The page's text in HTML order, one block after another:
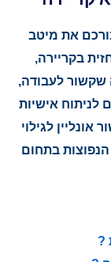
את מיטב
בקריירה,
שקשור לעבודה,
לניתוח אישיות
לגילוי
בתחום
?